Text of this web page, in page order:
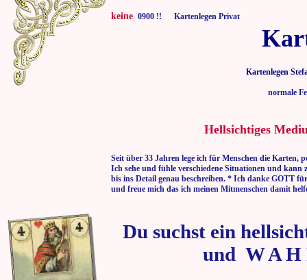
keine 0900 !! Kartenlegen Privat
Kartenlegen
normale
Hellsichtiges
Seit über 33 Jahren lege ich für Menschen die Karten,
Ich sehe und fühle verschiedene Situationen und kann
bis ins Detail genau beschreiben. * Ich danke GOTT
und freue mich das ich meinen Mitmenschen damit
Du suchst ein
und W A H